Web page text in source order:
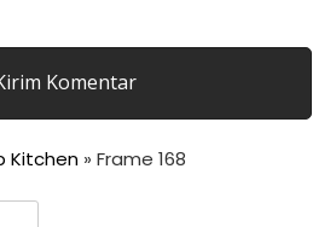
Kitchen » Frame 168